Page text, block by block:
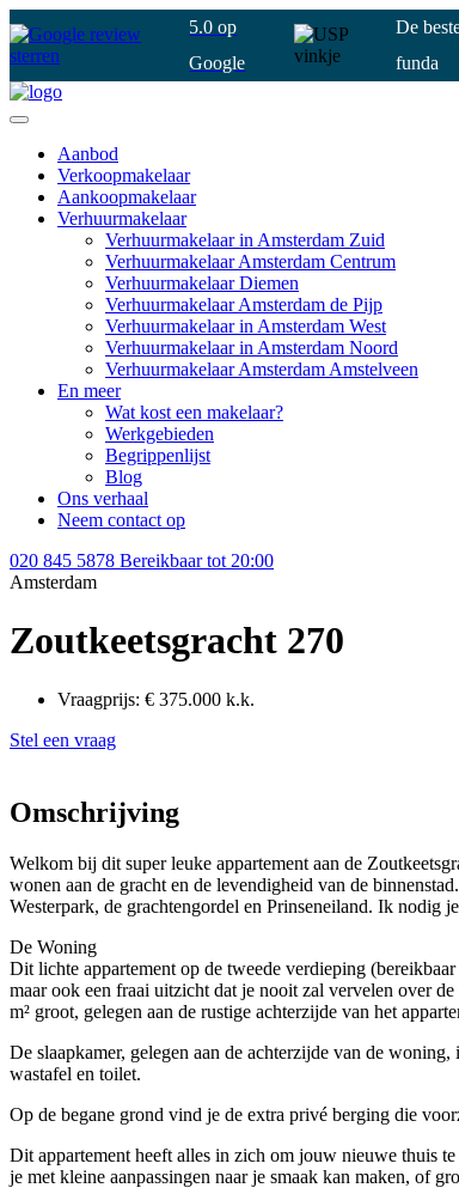
5.0 op
Google
De
funda
Aanbod
Verkoopmakelaar
Aankoopmakelaar
Verhuurmakelaar
Verhuurmakelaar in Amsterdam Zuid
Verhuurmakelaar Amsterdam Centrum
Verhuurmakelaar Diemen
Verhuurmakelaar Amsterdam de Pijp
Verhuurmakelaar in Amsterdam West
Verhuurmakelaar in Amsterdam Noord
Verhuurmakelaar Amsterdam Amstelveen
En meer
Wat kost een makelaar?
Werkgebieden
Begrippenlijst
Blog
Ons verhaal
Neem contact op
020 845 5878 Bereikbaar tot 20:00
Amsterdam
Zoutkeetsgracht 270
Vraagprijs: € 375.000 k.k.
Stel een vraag
Omschrijving
Welkom bij dit super leuke appartement aan de
wonen aan de gracht en de levendigheid van de
Westerpark, de grachtengordel en Prinseneiland. Ik nodig
De Woning
Dit lichte appartement op de tweede verdieping
maar ook een fraai uitzicht dat je nooit zal vervelen over
m² groot, gelegen aan de rustige achterzijde van het
De slaapkamer, gelegen aan de achterzijde van de
wastafel en toilet.
Op de begane grond vind je de extra privé berging die
Dit appartement heeft alles in zich om jouw nieuwe thuis
je met kleine aanpassingen naar je smaak kan maken, of